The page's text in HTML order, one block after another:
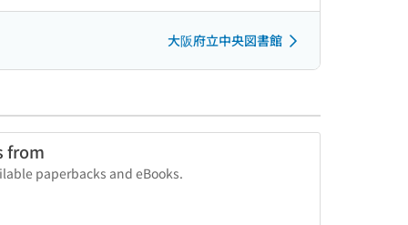
大阪府立中央図書館
from
paperbacks and eBooks.